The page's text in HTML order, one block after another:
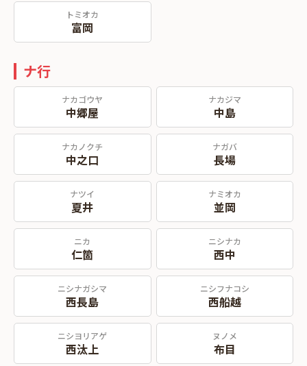
トミオカ
富岡
ナ行
ナカゴウヤ
中郷屋
ナカジマ
中島
ナカノクチ
中之口
ナガバ
長場
ナツイ
夏井
ナミオカ
並岡
ニカ
仁箇
ニシナカ
西中
ニシナガシマ
西長島
ニシフナコシ
西船越
ニシヨリアゲ
西汰上
ヌノメ
布目